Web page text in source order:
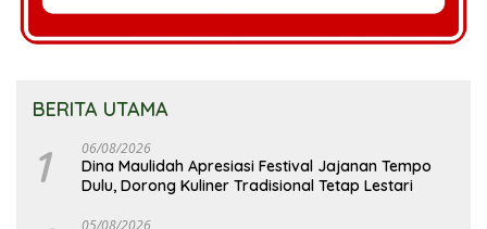
BERITA UTAMA
1 06/08/2026
Dina Maulidah Apresiasi Festival Jajanan Tempo
Dulu, Dorong Kuliner Tradisional Tetap Lestari
05/08/2026